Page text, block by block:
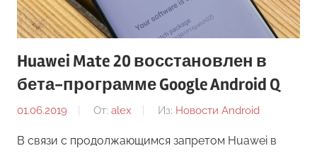
Huawei Mate 20 восстановлен в
бета-программе Google Android Q
01.06.2019 От: alex Из: Новости Android
В связи с продолжающимся запретом Huawei в